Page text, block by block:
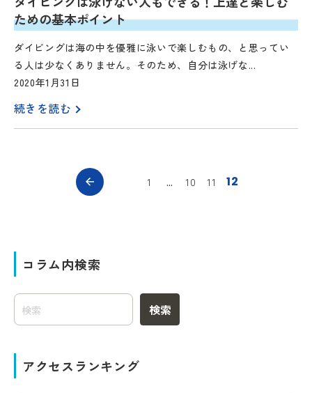
ための基本ポイント
ダイビングは海の中を優雅に泳いで楽しむもの、と思ってい
る人は少なくありません。そのため、自分は泳げな...
2020年1月31日
続きを読む
1 … 10 11 12
コラム内検索
検索
アクセスランキング